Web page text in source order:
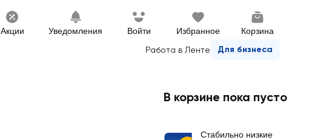
Акции Уведомления Войти Избранное Корзина
Работа в Ленте Для бизнеса
В корзине пока пусто
Стабильно низкие